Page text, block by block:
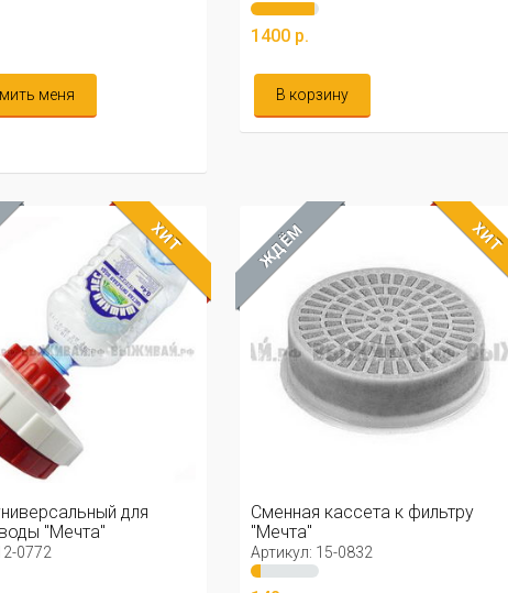
меня
1400 р.
В корзину
ХИТ
для
"Мечта"
0772
ЖДЁМ ХИТ
Сменная кассета к фильтру
"Мечта"
Артикул: 15-0832